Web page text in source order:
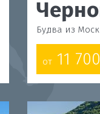
Будва из
от 11 700